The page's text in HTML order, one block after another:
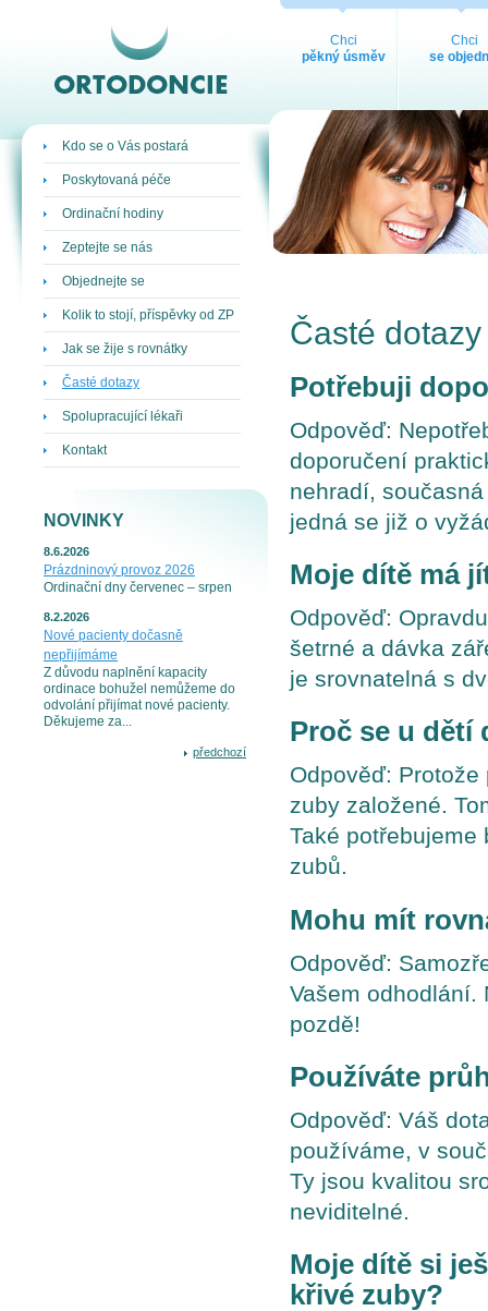
Chci
pěkný úsměv
Chci
se
Časté dotazy
Potřebuji
Odpověď:
doporučení
nehradí,
jedná se již o
Moje dítě má
Odpověď:
šetrné a dávka
je srovnatelná s
Proč se u dětí
Odpověď:
zuby založené.
Také
zubů.
Mohu mít
Odpověď:
Vašem
pozdě!
Používáte
Odpověď: Váš
používáme, v
Ty jsou kvalitou
neviditelné.
Moje dítě si
křivé zuby?
Kdo se o Vás postará
Poskytovaná péče
Ordinační hodiny
Zeptejte se nás
Objednejte se
Kolik to stojí, příspěvky od ZP
Jak se žije s rovnátky
Časté dotazy
Spolupracující lékaři
Kontakt
NOVINKY
8.6.2026
Prázdninový provoz 2026
Ordinační dny červenec – srpen
8.2.2026
Nové pacienty dočasně
nepřijímáme
Z důvodu naplnění kapacity
ordinace bohužel nemůžeme do
odvolání přijímat nové pacienty.
Děkujeme za...
předchozí